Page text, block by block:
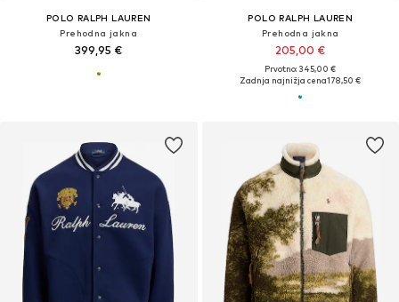
POLO RALPH LAUREN
Prehodna jakna
399,95 €
POLO RALPH LAUREN
Prehodna jakna
205,00 €
Prvotno: 345,00 €
Zadnja najnižja cena178,50 €